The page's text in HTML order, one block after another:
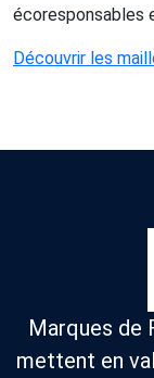
écoresponsables
Découvrir les
Marques de
mettent en